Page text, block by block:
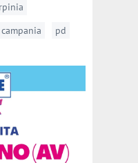
campania
pd